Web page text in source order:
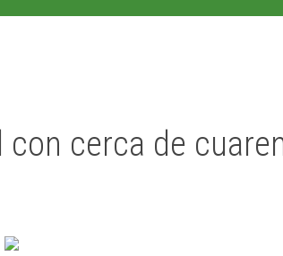
cerca de